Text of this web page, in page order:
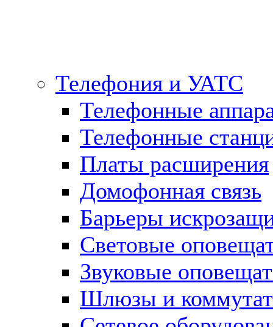
Телефония и УАТС
Телефонные
Телефонные
Платы расширения
Домофонная связь
Барьеры
Световые
Звуковые
Шлюзы и